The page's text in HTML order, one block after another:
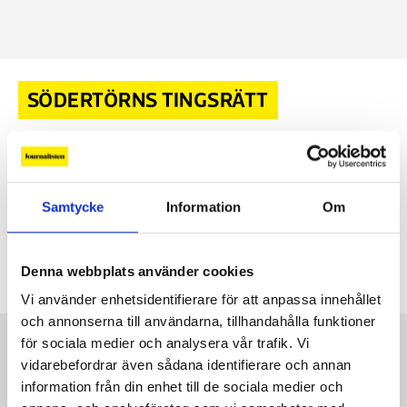
Samtycke Information Om
Denna webbplats använder cookies
Vi använder enhetsidentifierare för att anpassa innehållet
och annonserna till användarna, tillhandahålla funktioner
för sociala medier och analysera vår trafik. Vi
vidarebefordrar även sådana identifierare och annan
information från din enhet till de sociala medier och
SÖDERTÖRNS TINGSRÄTT
Södertörns tingsrätt efter säkerhetskritiken: ”Helt
obefogat”
10 SEP, 2025
Dagens ETC:s reportrar tvingades lämna
en tingsrättsförhandling på grund av trakasserier från
Södertörns tingsrätt på kritiken.
Kontakt
Så kontaktar du Journalisten: